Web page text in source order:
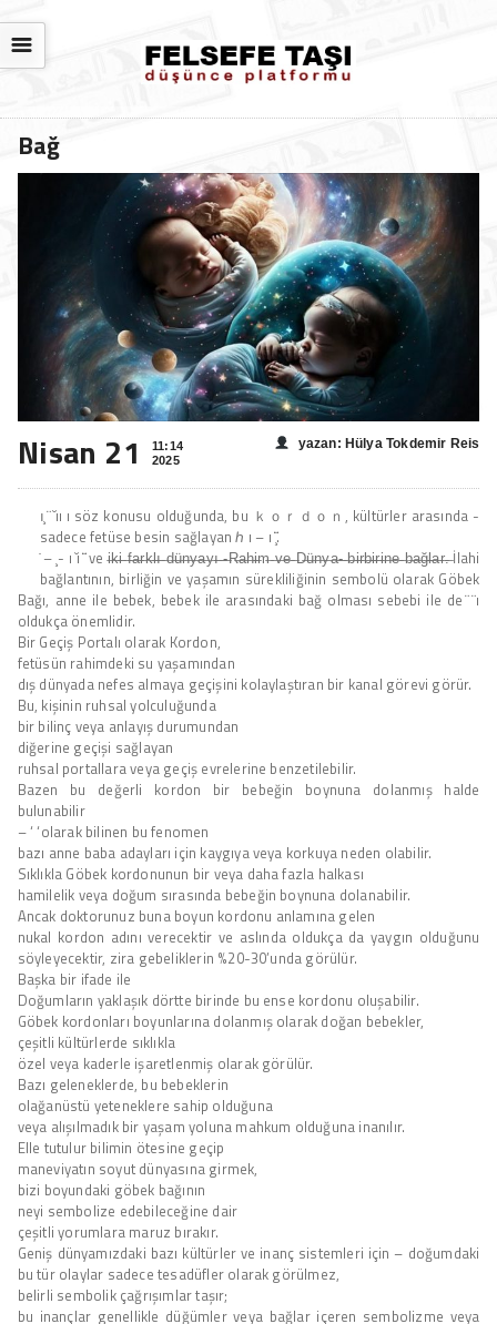
☰
Bağ
Nisan 21
11:14
2025
yazan: Hülya Tokdemir Reis
ı̧ ̈ ̆ıı ı söz konusu olduğunda, bu ｋｏｒｄｏｎ, kültürler arasında -
sadece fetüse besin sağlayan ℎ ı – ı ̧̈̈̈.
̇ – ̧- ı ̆ı ̈̈̈ ve i̶k̶i̶ ̶f̶a̶r̶k̶l̶ı̶ ̶d̶ü̶n̶y̶a̶y̶ı̶ ̶-̶R̶a̶h̶i̶m̶ ̶v̶e̶ ̶D̶ü̶n̶y̶a̶-̶ ̶b̶i̶r̶b̶i̶r̶i̶n̶e̶ ̶b̶a̶ğ̶l̶a̶r̶.̶ İlahi
bağlantının, birliğin ve yaşamın sürekliliğinin sembolü olarak Göbek
Bağı, anne ile bebek, bebek ile arasındaki bağ olması sebebi ile de ̈ ̈ı
oldukça önemlidir.
Bir Geçiş Portalı olarak Kordon,
fetüsün rahimdeki su yaşamından
dış dünyada nefes almaya geçişini kolaylaştıran bir kanal görevi görür.
Bu, kişinin ruhsal yolculuğunda
bir bilinç veya anlayış durumundan
diğerine geçişi sağlayan
ruhsal portallara veya geçiş evrelerine benzetilebilir.
Bazen bu değerli kordon bir bebeğin boynuna dolanmış halde
bulunabilir
– ‘ ‘olarak bilinen bu fenomen
bazı anne baba adayları için kaygıya veya korkuya neden olabilir.
Sıklıkla Göbek kordonunun bir veya daha fazla halkası
hamilelik veya doğum sırasında bebeğin boynuna dolanabilir.
Ancak doktorunuz buna boyun kordonu anlamına gelen
nukal kordon adını verecektir ve aslında oldukça da yaygın olduğunu
söyleyecektir, zira gebeliklerin %20-30’unda görülür.
Başka bir ifade ile
Doğumların yaklaşık dörtte birinde bu ense kordonu oluşabilir.
Göbek kordonları boyunlarına dolanmış olarak doğan bebekler,
çeşitli kültürlerde sıklıkla
özel veya kaderle işaretlenmiş olarak görülür.
Bazı geleneklerde, bu bebeklerin
olağanüstü yeteneklere sahip olduğuna
veya alışılmadık bir yaşam yoluna mahkum olduğuna inanılır.
Elle tutulur bilimin ötesine geçip
maneviyatın soyut dünyasına girmek,
bizi boyundaki göbek bağının
neyi sembolize edebileceğine dair
çeşitli yorumlara maruz bırakır.
Geniş dünyamızdaki bazı kültürler ve inanç sistemleri için – doğumdaki
bu tür olaylar sadece tesadüfler olarak görülmez,
belirli sembolik çağrışımlar taşır;
bu inançlar genellikle düğümler veya bağlar içeren sembolizme veya